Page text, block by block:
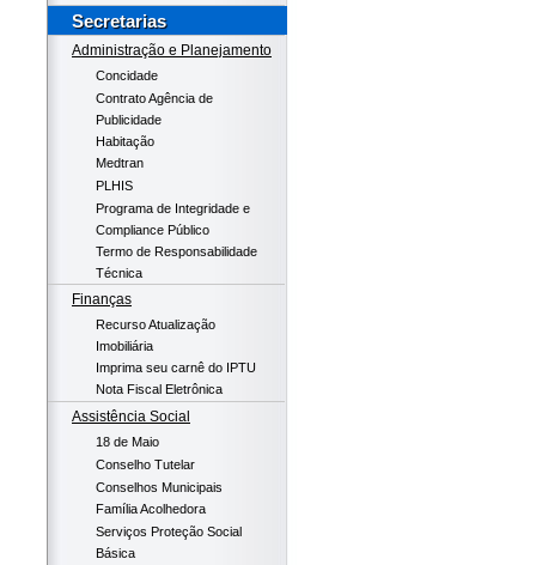
Secretarias
Administração e Planejamento
Concidade
Contrato Agência de
Publicidade
Habitação
Medtran
PLHIS
Programa de Integridade e
Compliance Público
Termo de Responsabilidade
Técnica
Finanças
Recurso Atualização
Imobiliária
Imprima seu carnê do IPTU
Nota Fiscal Eletrônica
Assistência Social
18 de Maio
Conselho Tutelar
Conselhos Municipais
Família Acolhedora
Serviços Proteção Social
Básica